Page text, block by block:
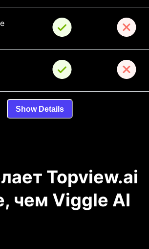
Show Details
Topview.ai
чем Viggle AI